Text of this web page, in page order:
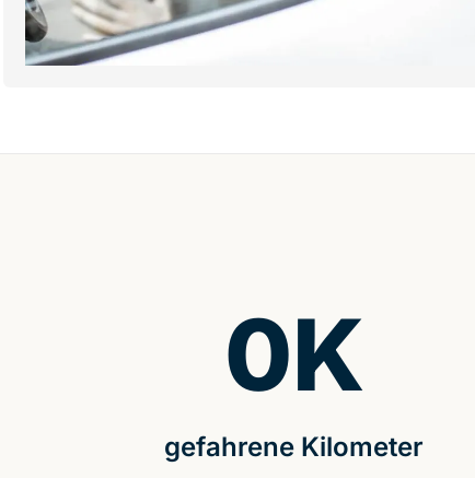
gefahrene Kilometer
0K